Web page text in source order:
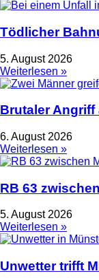
Tödlicher
5. August 2026
Weiterlesen »
Brutaler
6. August 2026
Weiterlesen »
RB 63
5. August 2026
Weiterlesen »
Unwetter trifft